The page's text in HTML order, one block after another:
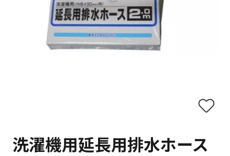
洗濯機用延長用排水ホース